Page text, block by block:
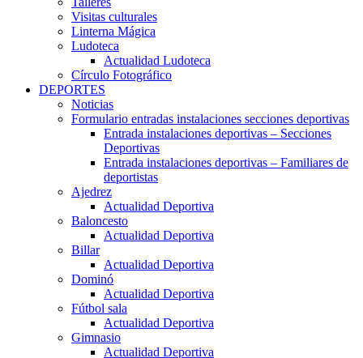
Visitas culturales
Linterna Mágica
Ludoteca
Actualidad Ludoteca
Círculo Fotográfico
DEPORTES
Noticias
Formulario entradas instalaciones secciones deportivas
Entrada instalaciones deportivas – Secciones
Deportivas
Entrada instalaciones deportivas – Familiares de
deportistas
Ajedrez
Actualidad Deportiva
Baloncesto
Actualidad Deportiva
Billar
Actualidad Deportiva
Dominó
Actualidad Deportiva
Fútbol sala
Actualidad Deportiva
Gimnasio
Actualidad Deportiva